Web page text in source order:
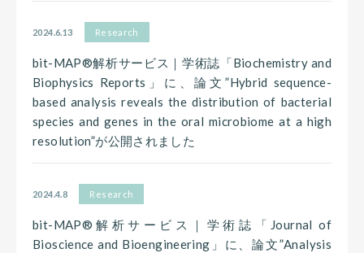
2024.6.13 Research
bit-MAP®解析サービス｜学術誌「Biochemistry and
Biophysics Reports」に、論文”Hybrid sequence-
based analysis reveals the distribution of bacterial
species and genes in the oral microbiome at a high
resolution”が公開されました
2024.4.8 Research
bit-MAP®解析サービス｜学術誌「Journal of
Bioscience and Bioengineering」に、論文”Analysis